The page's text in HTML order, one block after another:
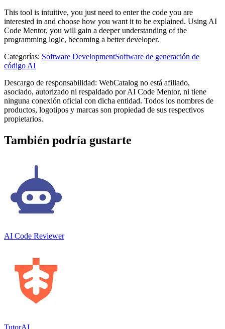
This tool is intuitive, you just need to enter the code you are
interested in and choose how you want it to be explained. Using AI
Code Mentor, you will gain a deeper understanding of the
programming logic, becoming a better developer.
Categorías: Software DevelopmentSoftware de generación de
código AI
Descargo de responsabilidad: WebCatalog no está afiliado,
asociado, autorizado ni respaldado por AI Code Mentor, ni tiene
ninguna conexión oficial con dicha entidad. Todos los nombres de
productos, logotipos y marcas son propiedad de sus respectivos
propietarios.
También podría gustarte
AI Code Reviewer
TutorAI